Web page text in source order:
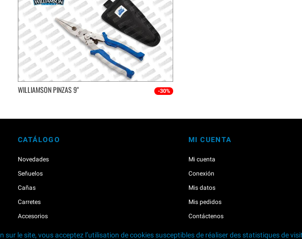
WILLIAMSON PINZAS 9'' -30%
CATÁLOGO
Novedades
Señuelos
Cañas
Carretes
Accesorios
MI CUENTA
Mi cuenta
Conexión
Mis datos
Mis pedidos
Contáctenos
le site, vous acceptez l’utilisation de cookies susceptibles de réaliser des statistiques de